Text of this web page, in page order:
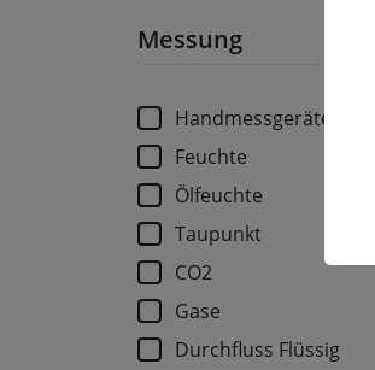
Messung
Handmessgeräte
Feuchte
Ölfeuchte
Taupunkt
CO2
Gase
Durchfluss Flüssig